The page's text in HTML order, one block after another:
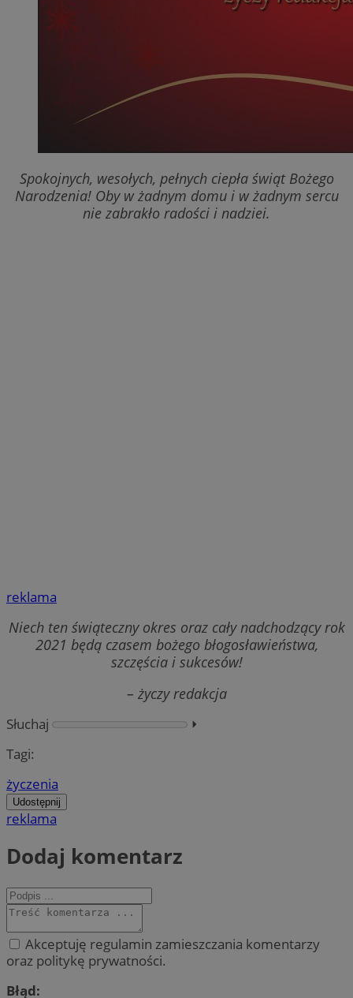
Spokojnych, wesołych, pełnych ciepła świąt Bożego
Narodzenia! Oby w żadnym domu i w żadnym sercu
nie zabrakło radości i nadziei.
reklama
Niech ten świąteczny okres oraz cały nadchodzący rok
2021 będą czasem bożego błogosławieństwa,
szczęścia i sukcesów!
– życzy redakcja
Słuchaj
⏵︎
Tagi:
życzenia
Udostępnij
reklama
Dodaj komentarz
Akceptuję regulamin zamieszczania komentarzy
oraz politykę prywatności.
Błąd: